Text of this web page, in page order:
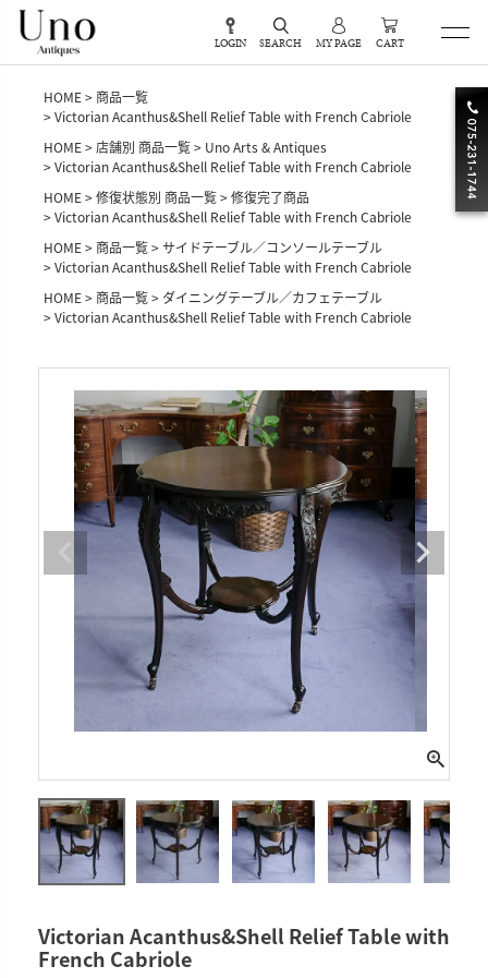
LOGIN SEARCH MY PAGE CART
HOME
商品一覧
Victorian Acanthus&Shell Relief Table with French Cabriole
HOME
店舗別 商品一覧
Uno Arts & Antiques
Victorian Acanthus&Shell Relief Table with French Cabriole
HOME
修復状態別 商品一覧
修復完了商品
Victorian Acanthus&Shell Relief Table with French Cabriole
HOME
商品一覧
サイドテーブル／コンソールテーブル
Victorian Acanthus&Shell Relief Table with French Cabriole
HOME
商品一覧
ダイニングテーブル／カフェテーブル
Victorian Acanthus&Shell Relief Table with French Cabriole
Victorian Acanthus&Shell Relief Table with
French Cabriole